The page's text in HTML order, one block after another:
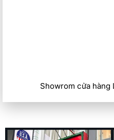
gõ phím thoải mái và
trọng đối với các game thủ,
có thể quyết định thành bại
độ nhạy cao, giúp việc điều
Showrom cửa hàng